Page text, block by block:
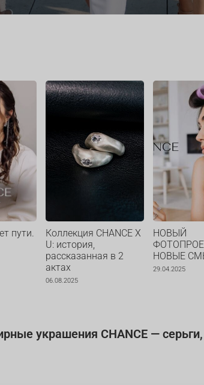
пути.
Коллекция CHANCE X
U: история,
рассказанная в 2
актах
06.08.2025
НОВЫЙ
НОВЫЕ
29.04.2025
украшения CHANCE —